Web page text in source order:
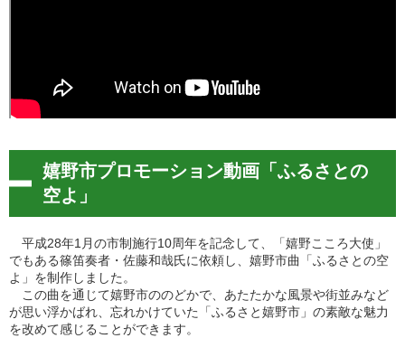
嬉野市プロモーション動画「ふるさとの
空よ」
平成28年1月の市制施行10周年を記念して、「嬉野こころ大使」
でもある篠笛奏者・佐藤和哉氏に依頼し、嬉野市曲「ふるさとの空
よ」を制作しました。
この曲を通じて嬉野市ののどかで、あたたかな風景や街並みなど
が思い浮かばれ、忘れかけていた「ふるさと嬉野市」の素敵な魅力
を改めて感じることができます。